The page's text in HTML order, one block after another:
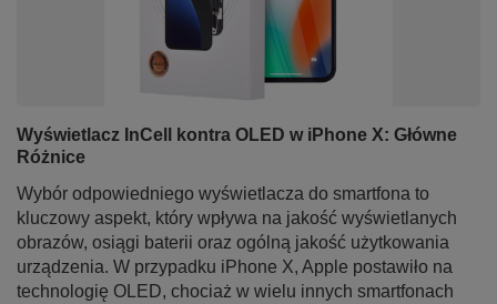
Wyświetlacz InCell kontra OLED w iPhone X: Główne
Różnice
Wybór odpowiedniego wyświetlacza do smartfona to
kluczowy aspekt, który wpływa na jakość wyświetlanych
obrazów, osiągi baterii oraz ogólną jakość użytkowania
urządzenia. W przypadku iPhone X, Apple postawiło na
technologię OLED, chociaż w wielu innych smartfonach